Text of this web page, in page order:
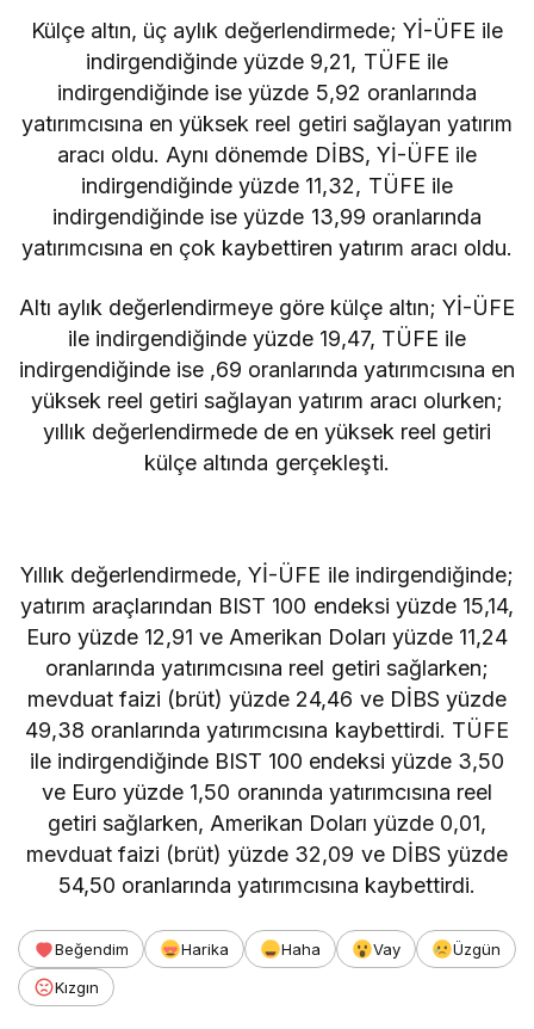
Külçe altın, üç aylık değerlendirmede; Yİ-ÜFE ile
indirgendiğinde yüzde 9,21, TÜFE ile
indirgendiğinde ise yüzde 5,92 oranlarında
yatırımcısına en yüksek reel getiri sağlayan yatırım
aracı oldu. Aynı dönemde DİBS, Yİ-ÜFE ile
indirgendiğinde yüzde 11,32, TÜFE ile
indirgendiğinde ise yüzde 13,99 oranlarında
yatırımcısına en çok kaybettiren yatırım aracı oldu.
Altı aylık değerlendirmeye göre külçe altın; Yİ-ÜFE
ile indirgendiğinde yüzde 19,47, TÜFE ile
indirgendiğinde ise ,69 oranlarında yatırımcısına en
yüksek reel getiri sağlayan yatırım aracı olurken;
yıllık değerlendirmede de en yüksek reel getiri
külçe altında gerçekleşti.
Yıllık değerlendirmede, Yİ-ÜFE ile indirgendiğinde;
yatırım araçlarından BIST 100 endeksi yüzde 15,14,
Euro yüzde 12,91 ve Amerikan Doları yüzde 11,24
oranlarında yatırımcısına reel getiri sağlarken;
mevduat faizi (brüt) yüzde 24,46 ve DİBS yüzde
49,38 oranlarında yatırımcısına kaybettirdi. TÜFE
ile indirgendiğinde BIST 100 endeksi yüzde 3,50
ve Euro yüzde 1,50 oranında yatırımcısına reel
getiri sağlarken, Amerikan Doları yüzde 0,01,
mevduat faizi (brüt) yüzde 32,09 ve DİBS yüzde
54,50 oranlarında yatırımcısına kaybettirdi.
Beğendim Harika Haha Vay
Üzgün
Kızgın